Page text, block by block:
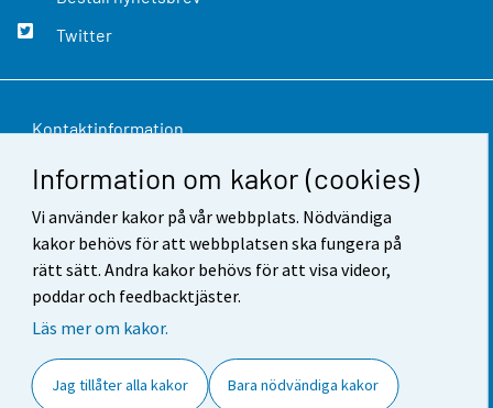
Information om kakor (cookies)
Vi använder kakor på vår webbplats. Nödvändiga
kakor behövs för att webbplatsen ska fungera på
rätt sätt. Andra kakor behövs för att visa videor,
poddar och feedbacktjäster.
Läs mer om kakor.
Jag tillåter alla kakor Bara nödvändiga kakor
Twitter
Kontaktinformation
Respons
Användarvillkor
Dataskydd
Tillgänglighet
Cookie-inställningar